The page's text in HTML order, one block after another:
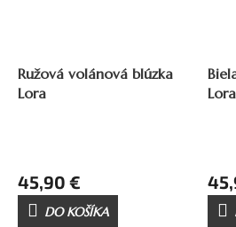
Ružová volánová blúzka
Lora
45,90 €
DO KOŠÍKA
Lora